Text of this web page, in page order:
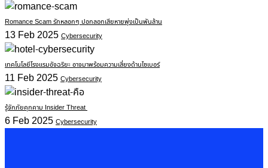
Romance Scam รักหลอกๆ ปอกลอกเสียหายพุ่งเป็นพันล้าน
13 Feb 2025 Cybersecurity
เทคโนโลยีโรงแรมอัจฉริยะ อาจมาพร้อมความเสี่ยงด้านไซเบอร์
11 Feb 2025 Cybersecurity
รู้จักภัยคุกคาม Insider Threat
6 Feb 2025 Cybersecurity